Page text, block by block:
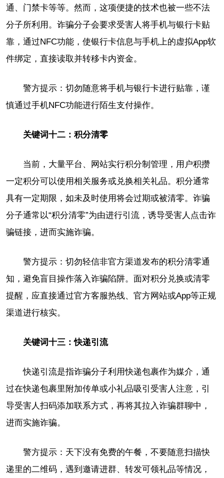
通、门禁卡等等。然而，这项便捷的技术也被一些不法
分子所利用。诈骗分子会要求受害人将手机与银行卡贴
靠，通过NFC功能，使银行卡信息与手机上的虚拟App软
件绑定，直接读取并转移卡内资金。
警方提示：切勿随意将手机与银行卡进行贴靠，谨
慎通过手机NFC功能进行陌生支付操作。
关键词十二：积分清零
当前，大量平台、网站实行积分制管理，用户积攒
一定积分可以使用相关服务或兑换相关礼品。积分通常
具有一定期限，如未及时使用将会过期或被清零。诈骗
分子通常以“积分清零”为由进行引流，诱导受害人点击诈
骗链接，进而实施诈骗。
警方提示：切勿轻信非官方渠道发布的积分清零通
知，避免盲目操作落入诈骗陷阱。面对积分兑换或清零
提醒，应直接通过官方客服热线、官方网站或App等正规
渠道进行核实。
关键词十三：快递引流
快递引流是指诈骗分子利用快递包裹作为媒介，通
过在快递包裹里附加传单或小礼品吸引受害人注意，引
导受害人扫码添加联系方式，再将其拉入诈骗群聊中，
进而实施诈骗。
警方提示：天下没有免费的午餐，不要随意扫描快
递里的二维码，遇到邀请进群、转发可领礼品等情况，